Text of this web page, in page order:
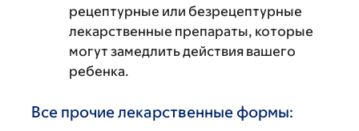
рецептурные или безрецептурные
лекарственные препараты, которые
могут замедлить действия вашего
ребенка.
Все прочие лекарственные формы: